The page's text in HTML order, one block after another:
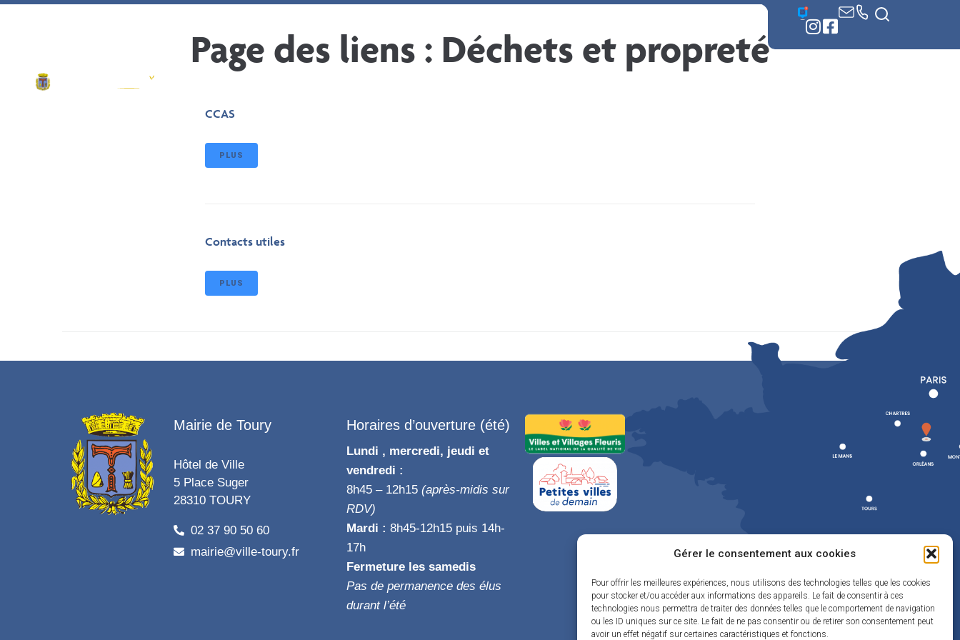
Gérer le consentement aux cookies
Pour offrir les meilleures expériences, nous utilisons des technologies telles que les cookies
pour stocker et/ou accéder aux informations des appareils. Le fait de consentir à ces
technologies nous permettra de traiter des données telles que le comportement de navigation
ou les ID uniques sur ce site. Le fait de ne pas consentir ou de retirer son consentement peut
avoir un effet négatif sur certaines caractéristiques et fonctions.
Page des liens : Déchets et propreté
CCAS
PLUS
Contacts utiles
PLUS
Mairie de Toury
Hôtel de Ville
5 Place Suger
28310 TOURY
02 37 90 50 60
mairie@ville-toury.fr
Horaires d’ouverture (été)
Lundi , mercredi, jeudi et
vendredi :
8h45 – 12h15(après-midis sur
RDV)
Mardi : 8h45-12h15 puis 14h-
17h
Fermeture les samedis
Pas de permanence des élus
durant l’été